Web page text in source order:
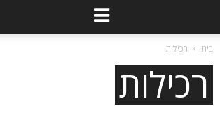
בית רכילות
רכילות